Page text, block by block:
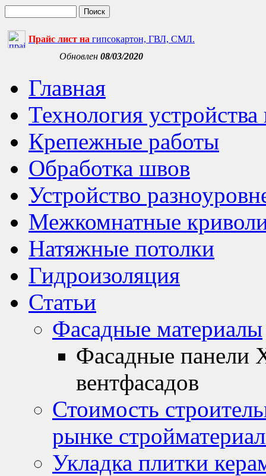
Прайс лист на гипсокартон, ГВЛ, СМЛ.
Обновлен 08/03/2020
Главная
Технология
Крепежные работы
Обработка швов
Устройство
Межкомнатные
Натяжные потолки
Гидроизоляция
Статьи
Фасадные материалы
Фасадные панели
вентфасадов
Стоимость
рынке
Укладка плитки